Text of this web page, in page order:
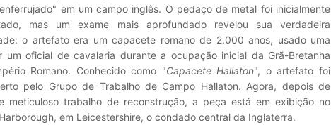
em um campo inglês. O pedaço de metal foi inicialmente
mas um exame mais aprofundado revelou sua verdadeira
o artefato era um capacete romano de 2.000 anos, usado uma
um oficial de cavalaria durante a ocupação inicial da Grã-Bretanha
Romano. Conhecido como "Capacete Hallaton", o artefato foi
pelo Grupo de Trabalho de Campo Hallaton. Agora, depois de
meticuloso trabalho de reconstrução, a peça está em exibição no
em Leicestershire, o condado central da Inglaterra.